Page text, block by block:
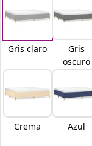
Gris claro
Gris
oscuro
Crema Azul